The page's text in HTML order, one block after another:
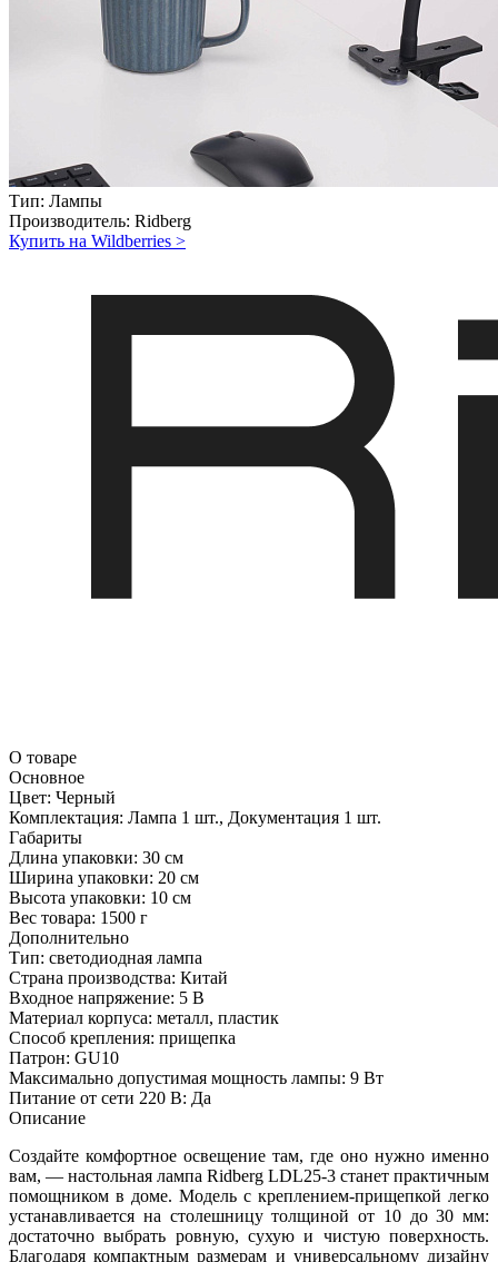
Тип: Лампы
Производитель: Ridberg
Купить на Wildberries >
О товаре
Основное
Цвет: Черный
Комплектация: Лампа 1 шт., Документация 1 шт.
Габариты
Длина упаковки: 30 см
Ширина упаковки: 20 см
Высота упаковки: 10 см
Вес товара: 1500 г
Дополнительно
Тип: светодиодная лампа
Страна производства: Китай
Входное напряжение: 5 В
Материал корпуса: металл, пластик
Способ крепления: прищепка
Патрон: GU10
Максимально допустимая мощность лампы: 9 Вт
Питание от сети 220 В: Да
Описание
Создайте комфортное освещение там, где оно нужно именно
вам, — настольная лампа Ridberg LDL25‑3 станет практичным
помощником в доме. Модель с креплением‑прищепкой легко
устанавливается на столешницу толщиной от 10 до 30 мм:
достаточно выбрать ровную, сухую и чистую поверхность.
Благодаря компактным размерам и универсальному дизайну